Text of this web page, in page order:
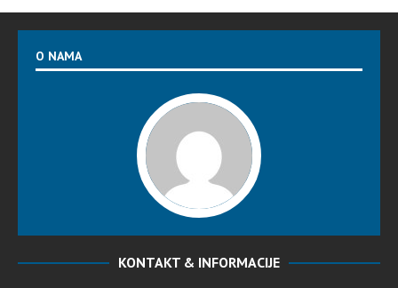
O NAMA
KONTAKT & INFORMACIJE